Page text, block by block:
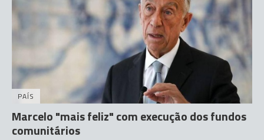
PAÍS
Marcelo "mais feliz" com execução dos fundos
comunitários